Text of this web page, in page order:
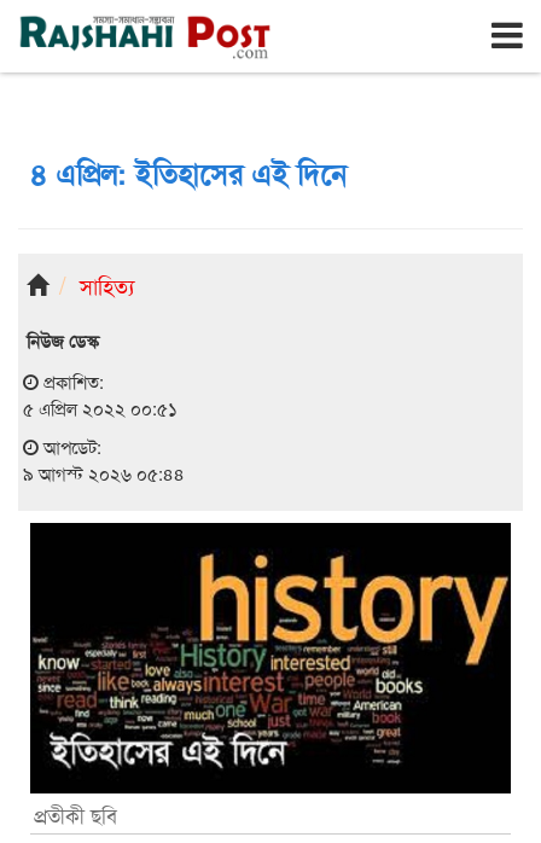
রাজশাহী রবিবার, ৯ই আগস্ট ২০২৬, ২৫শে শ্রাবণ ১৪৩৩
৪ এপ্রিল: ইতিহাসের এই দিনে
সাহিত্য
নিউজ ডেস্ক
প্রকাশিত:
৫ এপ্রিল ২০২২ ০০:৫১
আপডেট:
৯ আগস্ট ২০২৬ ০৫:৪৪
প্রতীকী ছবি